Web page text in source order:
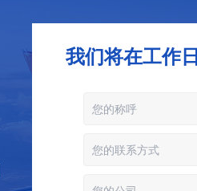
我们将在工作